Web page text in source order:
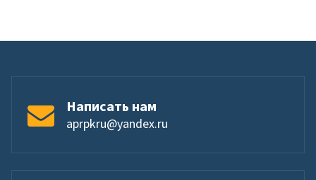
Написать нам
aprpkru@yandex.ru